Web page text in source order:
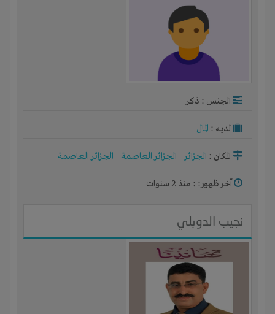
الجنس : ذكر
لديـه : المال
المكان : الجزائر- الجزائر العاصمة - الجزائر العاصمة
آخر ظهور: : منذ 2 سنوات
نجيب الدوبلي